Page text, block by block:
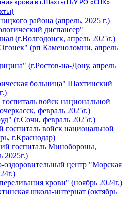
крови в г.Шахты ГБУ РО «СПК»
района (апрель, 2025 г.)
диспансер"
(г.Волгодонск, апрель 2025г.)
(рп Каменоломни, апрель
(г.Ростов-на-Дону, апрель
больница" Шахтинский
войск национальной
февраль 2025г.)
(г.Сочи, февраль 2025г.)
войск национальной
г.Краснодар)
госпиталь Минобороны,
2025г.)
оздоровительный центр "Морская
крови" (ноябрь 2024г.)
школа-интернат (октябрь